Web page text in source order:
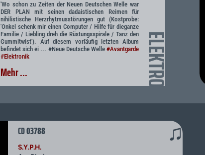
ELEKTRO
'Wo schon zu Zeiten der Neuen Deutschen Welle war
DER PLAN mit seinen dadaistischen Reimen für
nihilistische Herzrhytmusstörungen gut (Kostprobe:
'Onkel schenk mir einen Computer / Hilfe für dieganze
Familie / Liebling dreh die Rüstungsspirale / Tanz den
Gummitwist'). Auf diesem vorläufig letzten Album
befindet sich ei ... #Neue Deutsche Welle #Avantgarde
#Elektronik
Mehr ...
CD 03788 ♫
S.Y.P.H.